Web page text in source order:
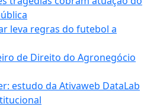
leva regras do futebol a
de Direito do Agronegócio
estudo da Ativaweb DataLab